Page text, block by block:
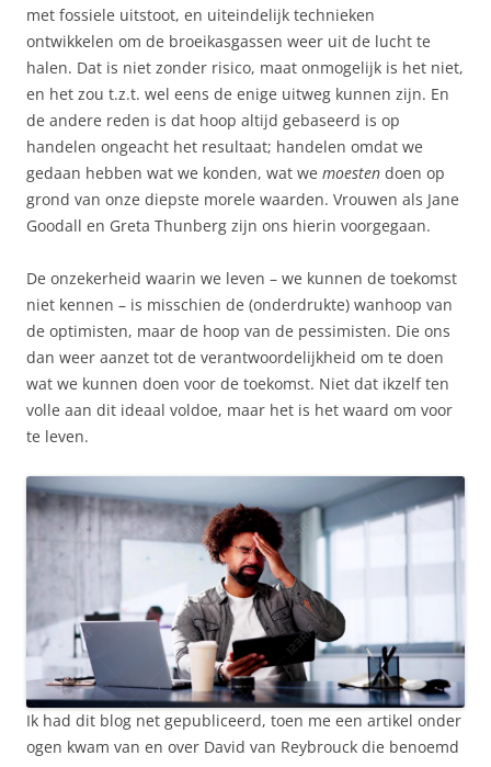
met fossiele uitstoot, en uiteindelijk technieken
ontwikkelen om de broeikasgassen weer uit de lucht te
halen. Dat is niet zonder risico, maat onmogelijk is het niet,
en het zou t.z.t. wel eens de enige uitweg kunnen zijn. En
de andere reden is dat hoop altijd gebaseerd is op
handelen ongeacht het resultaat; handelen omdat we
gedaan hebben wat we konden, wat we moesten doen op
grond van onze diepste morele waarden. Vrouwen als Jane
Goodall en Greta Thunberg zijn ons hierin voorgegaan.
De onzekerheid waarin we leven – we kunnen de toekomst
niet kennen – is misschien de (onderdrukte) wanhoop van
de optimisten, maar de hoop van de pessimisten. Die ons
dan weer aanzet tot de verantwoordelijkheid om te doen
wat we kunnen doen voor de toekomst. Niet dat ikzelf ten
volle aan dit ideaal voldoe, maar het is het waard om voor
te leven.
Ik had dit blog net gepubliceerd, toen me een artikel onder
ogen kwam van en over David van Reybrouck die benoemd